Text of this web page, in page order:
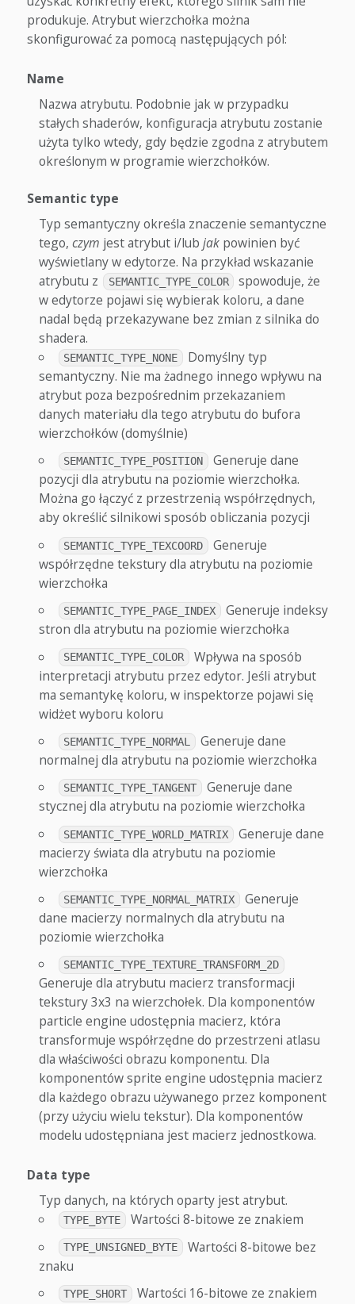
produkuje. Atrybut wierzchołka można
skonfigurować za pomocą następujących pól:
Name
Nazwa atrybutu. Podobnie jak w przypadku
stałych shaderów, konfiguracja atrybutu zostanie
użyta tylko wtedy, gdy będzie zgodna z atrybutem
określonym w programie wierzchołków.
Semantic type
Typ semantyczny określa znaczenie semantyczne
tego,czym jest atrybut i/lubjak powinien być
wyświetlany w edytorze. Na przykład wskazanie
atrybutu z
SEMANTIC_TYPE_COLOR
spowoduje, że
w edytorze pojawi się wybierak koloru, a dane
nadal będą przekazywane bez zmian z silnika do
shadera.
SEMANTIC_TYPE_NONE
Domyślny typ
semantyczny. Nie ma żadnego innego wpływu na
atrybut poza bezpośrednim przekazaniem
danych materiału dla tego atrybutu do bufora
wierzchołków (domyślnie)
SEMANTIC_TYPE_POSITION
Generuje dane
pozycji dla atrybutu na poziomie wierzchołka.
Można go łączyć z przestrzenią współrzędnych,
aby określić silnikowi sposób obliczania pozycji
SEMANTIC_TYPE_TEXCOORD
Generuje
współrzędne tekstury dla atrybutu na poziomie
wierzchołka
SEMANTIC_TYPE_PAGE_INDEX
Generuje indeksy
stron dla atrybutu na poziomie wierzchołka
SEMANTIC_TYPE_COLOR
Wpływa na sposób
interpretacji atrybutu przez edytor. Jeśli atrybut
ma semantykę koloru, w inspektorze pojawi się
widżet wyboru koloru
SEMANTIC_TYPE_NORMAL
Generuje dane
normalnej dla atrybutu na poziomie wierzchołka
SEMANTIC_TYPE_TANGENT
Generuje dane
stycznej dla atrybutu na poziomie wierzchołka
SEMANTIC_TYPE_WORLD_MATRIX
Generuje dane
macierzy świata dla atrybutu na poziomie
wierzchołka
SEMANTIC_TYPE_NORMAL_MATRIX
Generuje
dane macierzy normalnych dla atrybutu na
poziomie wierzchołka
SEMANTIC_TYPE_TEXTURE_TRANSFORM_2D
Generuje dla atrybutu macierz transformacji
tekstury 3x3 na wierzchołek. Dla komponentów
particle engine udostępnia macierz, która
transformuje współrzędne do przestrzeni atlasu
dla właściwości obrazu komponentu. Dla
komponentów sprite engine udostępnia macierz
dla każdego obrazu używanego przez komponent
(przy użyciu wielu tekstur). Dla komponentów
modelu udostępniana jest macierz jednostkowa.
Data type
Typ danych, na których oparty jest atrybut.
TYPE_BYTE Wartości 8-bitowe ze znakiem
TYPE_UNSIGNED_BYTE
Wartości 8-bitowe bez
znaku
TYPE_SHORT Wartości 16-bitowe ze znakiem